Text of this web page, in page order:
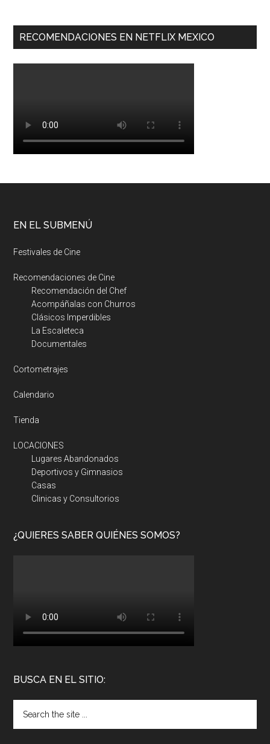
RECOMENDACIONES EN NETFLIX MEXICO
EN EL SUBMENÚ
Festivales de Cine
Recomendaciones de Cine
Recomendación del Chef
Acompáñalas con Churros
Clásicos Imperdibles
La Escaleteca
Documentales
Cortometrajes
Calendario
Tienda
LOCACIONES
Lugares Abandonados
Deportivos y Gimnasios
Casas
Clinicas y Consultorios
¿QUIERES SABER QUIÉNES SOMOS?
BUSCA EN EL SITIO: